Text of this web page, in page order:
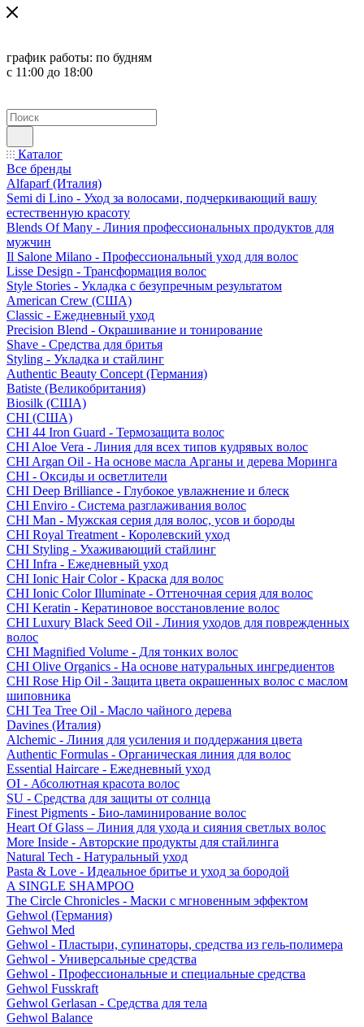
график работы: по будням
с 11:00 до 18:00
Каталог
Все бренды
Alfaparf (Италия)
Semi di Lino - Уход за волосами, подчеркивающий вашу
естественную красоту
Blends Of Many - Линия профессиональных продуктов для
мужчин
Il Salone Milano - Профессиональный уход для волос
Lisse Design - Трансформация волос
Style Stories - Укладка с безупречным результатом
American Crew (США)
Classic - Ежедневный уход
Precision Blend - Окрашивание и тонирование
Shave - Средства для бритья
Styling - Укладка и стайлинг
Authentic Beauty Concept (Германия)
Batiste (Великобритания)
Biosilk (США)
CHI (США)
CHI 44 Iron Guard - Термозащита волос
CHI Aloe Vera - Линия для всех типов кудрявых волос
CHI Argan Oil - На основе масла Арганы и дерева Моринга
CHI - Оксиды и осветлители
CHI Deep Brilliance - Глубокое увлажнение и блеск
CHI Enviro - Система разглаживания волос
CHI Man - Мужская серия для волос, усов и бороды
CHI Royal Treatment - Королевский уход
CHI Styling - Ухаживающий стайлинг
CHI Infra - Ежедневный уход
CHI Ionic Hair Color - Краска для волос
CHI Ionic Color Illuminate - Оттеночная серия для волос
CHI Keratin - Кератиновое восстановление волос
CHI Luxury Black Seed Oil - Линия уходов для поврежденных
волос
CHI Magnified Volume - Для тонких волос
CHI Olive Organics - На основе натуральных ингредиентов
CHI Rose Hip Oil - Защита цвета окрашенных волос с маслом
шиповника
CHI Tea Tree Oil - Масло чайного дерева
Davines (Италия)
Alchemic - Линия для усиления и поддержания цвета
Authentic Formulas - Органическая линия для волос
Essential Haircare - Eжедневный уход
OI - Абсолютная красота волос
SU - Средства для защиты от солнца
Finest Pigments - Био-ламинирование волос
Heart Of Glass – Линия для ухода и сияния светлых волос
More Inside - Авторские продукты для стайлинга
Natural Tech - Натуральный уход
Pasta & Love - Идеальное бритье и уход за бородой
A SINGLE SHAMPOO
The Circle Chronicles - Маски с мгновенным эффектом
Gehwol (Германия)
Gehwol Med
Gehwol - Пластыри, супинаторы, средства из гель-полимера
Gehwol - Универсальные средства
Gehwol - Профессиональные и специальные средства
Gehwol Fusskraft
Gehwol Gerlasan - Средства для тела
Gehwol Balance